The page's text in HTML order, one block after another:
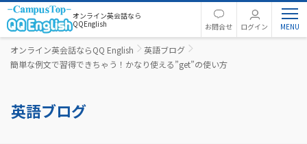
オンライン英会話なら
QQEnglish
お問合せ ログイン
オンライン英会話ならQQ English
英語ブログ
簡単な例文で習得できちゃう！かなり使える”get”の使い方
英語ブログ